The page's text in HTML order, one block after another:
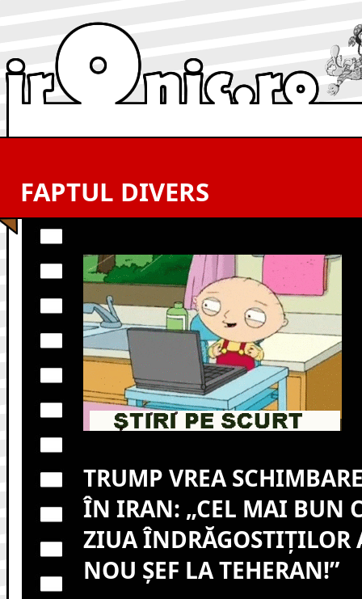
FAPTUL DIVERS
TRUMP VREA
ÎN IRAN: „CEL MAI BUN
ZIUA ÎNDRĂGOSTIȚILOR
NOU ȘEF LA TEHERAN!”